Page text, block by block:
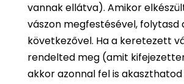
vannak ellátva). Amikor
vászon megfestésével, folytasd
következővel. Ha a keretezett
rendelted meg (amit
akkor azonnal fel is